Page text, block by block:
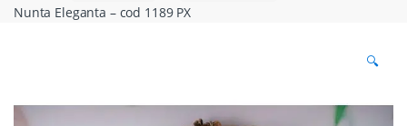
Nunta Eleganta – cod 1189 PX
🔍